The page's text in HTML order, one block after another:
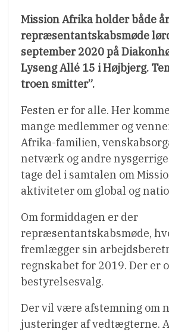
Mission Afrika holder både
repræsentantskabsmøde
september 2020 på
Lyseng Allé 15 i Højbjerg.
troen smitter”.
Festen er for alle. Her
mange medlemmer og
Afrika-familien,
netværk og andre
tage del i samtalen om
aktiviteter om global og
Om formiddagen er der
repræsentantskabsmøde,
fremlægger sin
regnskabet for 2019. Der er
bestyrelsesvalg.
Der vil være afstemning om
justeringer af vedtægterne.